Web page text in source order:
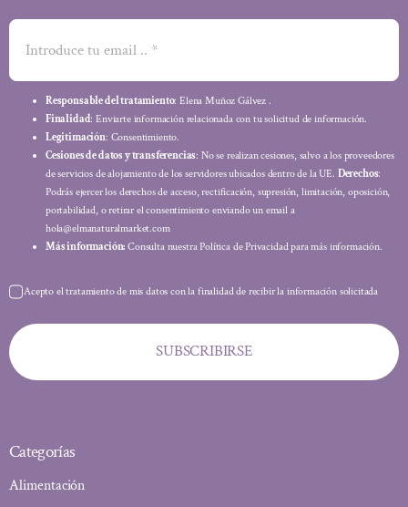
Responsable del tratamiento: Elena Muñoz Gálvez .
Finalidad: Enviarte información relacionada con tu solicitud de información.
Legitimación: Consentimiento.
Cesiones de datos y transferencias: No se realizan cesiones, salvo a los proveedores
de servicios de alojamiento de los servidores ubicados dentro de la UE. Derechos:
Podrás ejercer los derechos de acceso, rectificación, supresión, limitación, oposición,
portabilidad, o retirar el consentimiento enviando un email a
hola@elmanaturalmarket.com
Más información: Consulta nuestra Política de Privacidad para más información.
Acepto el tratamiento de mis datos con la finalidad de recibir la información solicitada
SUBSCRIBIRSE
Categorías
Alimentación